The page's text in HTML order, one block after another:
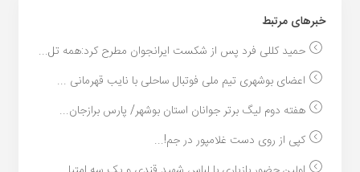
خبر‌های مرتبط
حمید کللی فرد پس از شکست ایرانجوان مطرح کرد:همه تل...
اعضای بوشهری تیم ملی فوتبال ساحلی با نایب قهرمانی ...
هفته دوم لیگ برتر جوانان استان بوشهر/ پارس برازجان...
کپی از روی دست غلامپور در جم!...